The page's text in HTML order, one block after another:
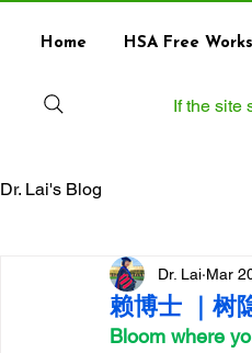
Home HSA Free
If the site
Dr. Lai's Blog
赖博士 ｜树
Dr. Lai Mar
Bloom where